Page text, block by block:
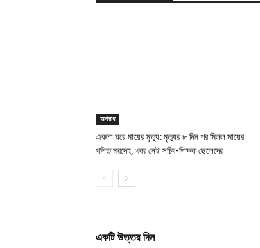
অপরাধ
একলা ঘরে মায়ের মৃত্যু: মৃত্যুর ৮ দিন পর মিলল মায়ের
গলিত মরদেহ, খবর নেই সচিব-শিক্ষক ছেলেদের
একটি উত্তর দিন